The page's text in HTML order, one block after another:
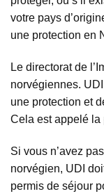
votre pays
une protection en
Le directorat de
norvégiennes.
une protection et
Cela est appelé la
Si vous n’avez
norvégien, UDI
permis de séjour